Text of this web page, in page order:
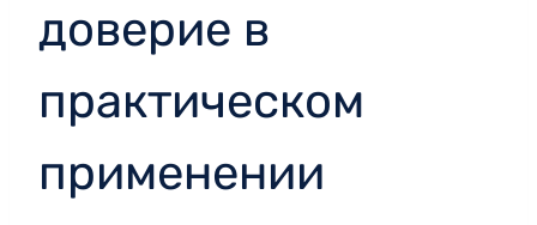
доверие в
практическом
применении